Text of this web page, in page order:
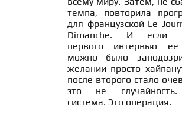
темпа, повторила
для французской Le
Dimanche. И если
первого интервью
можно было
желании просто
после второго стало
это не
система. Это операция.